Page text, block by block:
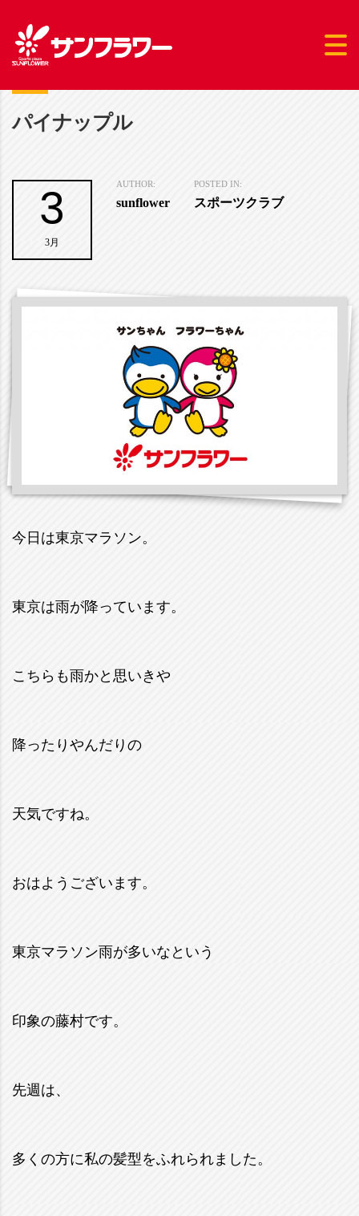
パイナップル
3
3月
AUTHOR:
sunflower
POSTED IN:
スポーツクラブ
今日は東京マラソン。
東京は雨が降っています。
こちらも雨かと思いきや
降ったりやんだりの
天気ですね。
おはようございます。
東京マラソン雨が多いなという
印象の藤村です。
先週は、
多くの方に私の髪型をふれられました。